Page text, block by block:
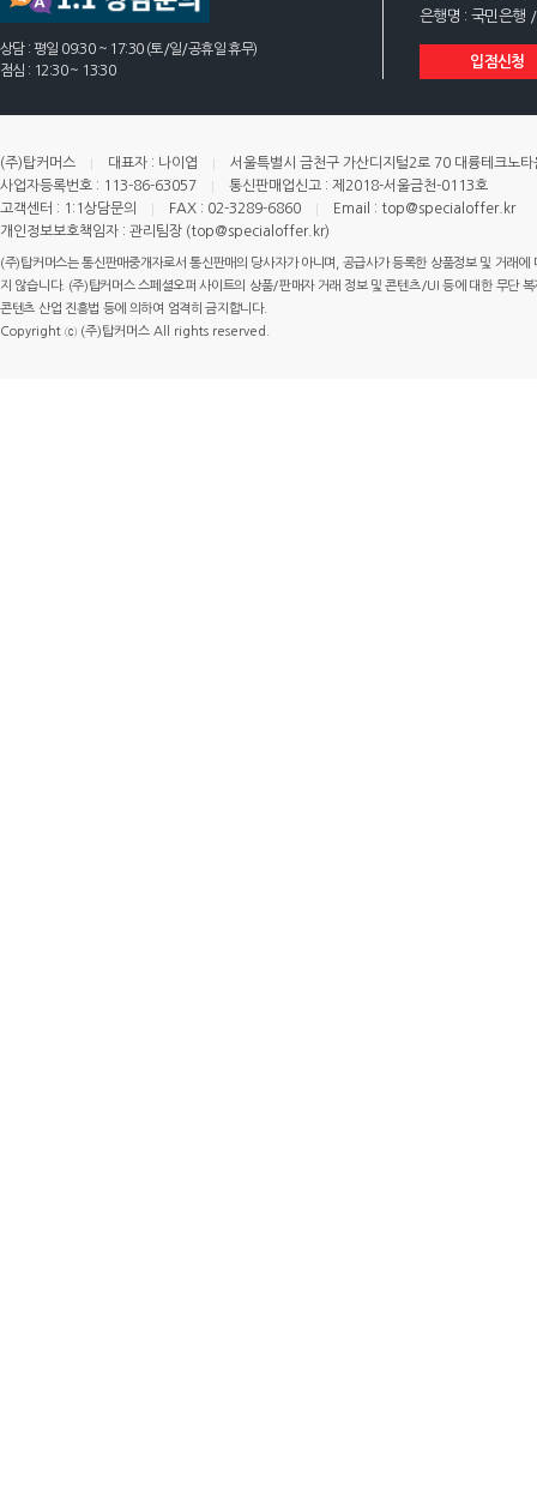
상담 : 평일 09:30 ~ 17:30 (토/일/공휴일 휴무)
점심 : 12:30 ~ 13:30
은행명 : 국민은행
입점신청
(주)탑커머스 대표자 : 나이엽
서울특별시 금천구 가산디지털2로 70 대륭테크노
사업자등록번호 : 113-86-63057
통신판매업신고 : 제2018-서울금천-0113호
고객센터 : 1:1상담문의
FAX : 02-3289-6860
Email : top@specialoffer.kr
개인정보보호책임자 : 관리팀장 (top@specialoffer.kr)
(주)탑커머스는 통신판매중개자로서 통신판매의 당사자가 아니며, 공급사가 등록한 상품정보 및 거래
지 않습니다. (주)탑커머스 스페셜오퍼 사이트의 상품/판매자 거래 정보 및 콘텐츠/UI 등에 대한 무단
콘텐츠 산업 진흥법 등에 의하여 엄격히 금지합니다.
Copyright ⓒ (주)탑커머스 All rights reserved.